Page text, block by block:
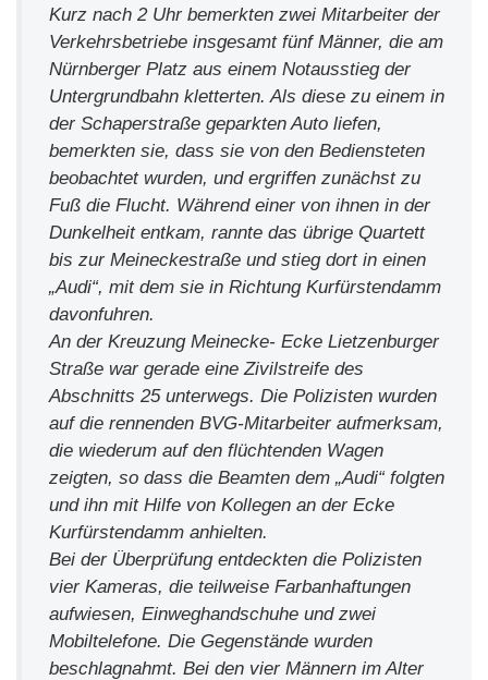
Kurz nach 2 Uhr bemerkten zwei Mitarbeiter der
Verkehrsbetriebe insgesamt fünf Männer, die am
Nürnberger Platz aus einem Notausstieg der
Untergrundbahn kletterten. Als diese zu einem in
der Schaperstraße geparkten Auto liefen,
bemerkten sie, dass sie von den Bediensteten
beobachtet wurden, und ergriffen zunächst zu
Fuß die Flucht. Während einer von ihnen in der
Dunkelheit entkam, rannte das übrige Quartett
bis zur Meineckestraße und stieg dort in einen
„Audi“, mit dem sie in Richtung Kurfürstendamm
davonfuhren.
An der Kreuzung Meinecke- Ecke Lietzenburger
Straße war gerade eine Zivilstreife des
Abschnitts 25 unterwegs. Die Polizisten wurden
auf die rennenden BVG-Mitarbeiter aufmerksam,
die wiederum auf den flüchtenden Wagen
zeigten, so dass die Beamten dem „Audi“ folgten
und ihn mit Hilfe von Kollegen an der Ecke
Kurfürstendamm anhielten.
Bei der Überprüfung entdeckten die Polizisten
vier Kameras, die teilweise Farbanhaftungen
aufwiesen, Einweghandschuhe und zwei
Mobiltelefone. Die Gegenstände wurden
beschlagnahmt. Bei den vier Männern im Alter